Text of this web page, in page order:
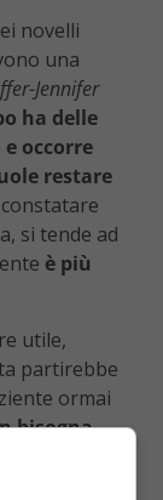
novelli
una
Jennifer
ha delle
occorre
restare
si tende ad
è più
utile,
partirebbe
ormai
bisogna
(e di
il rischio è